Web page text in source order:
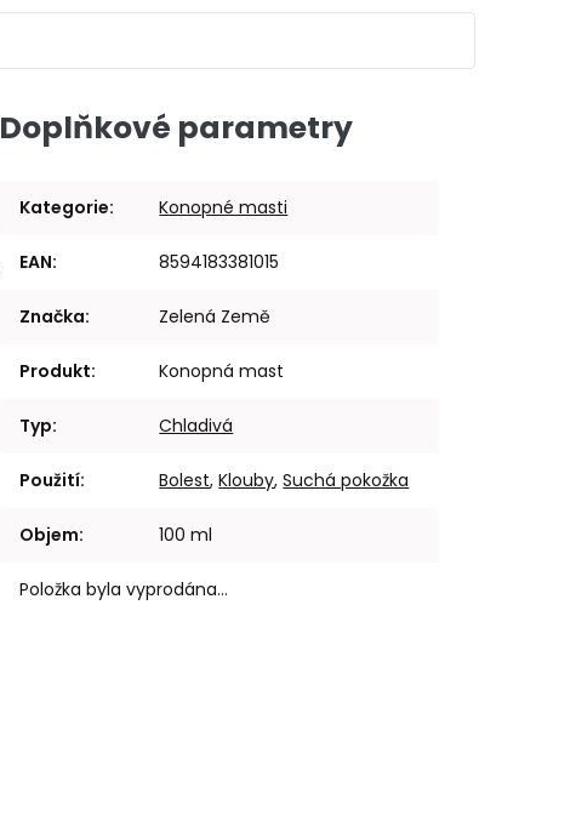
Doplňkové parametry
Kategorie: Konopné masti
EAN: 8594183381015
Značka: Zelená Země
Produkt: Konopná mast
Typ: Chladivá
Použití: Bolest,Klouby,Suchá pokožka
Objem: 100 ml
Položka byla vyprodána…